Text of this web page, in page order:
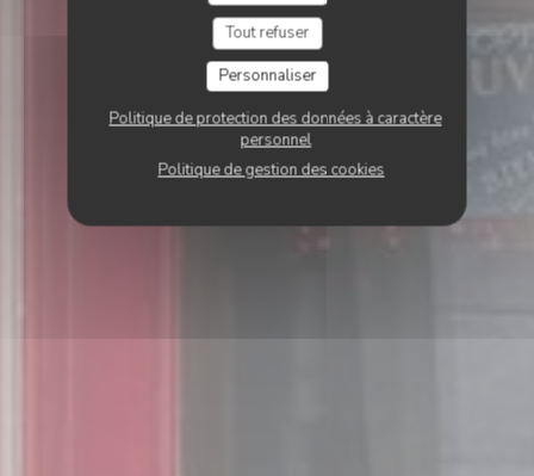
Tout refuser
Personnaliser
Politique de protection des données à caractère
personnel
Politique de gestion des cookies